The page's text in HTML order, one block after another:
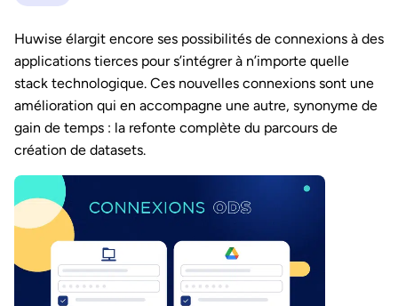
Huwise élargit encore ses possibilités de connexions à des
applications tierces pour s’intégrer à n’importe quelle
stack technologique. Ces nouvelles connexions sont une
amélioration qui en accompagne une autre, synonyme de
gain de temps : la refonte complète du parcours de
création de datasets.